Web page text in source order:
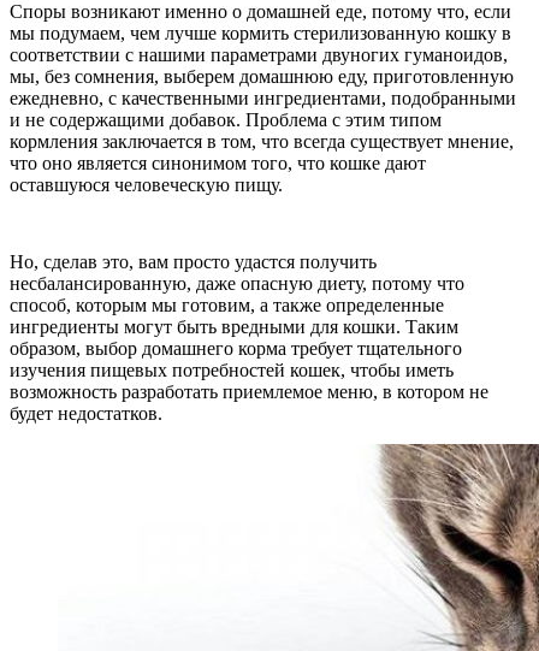
Споры возникают именно о домашней еде, потому что, если
мы подумаем, чем лучше кормить стерилизованную кошку в
соответствии с нашими параметрами двуногих гуманоидов,
мы, без сомнения, выберем домашнюю еду, приготовленную
ежедневно, с качественными ингредиентами, подобранными
и не содержащими добавок. Проблема с этим типом
кормления заключается в том, что всегда существует мнение,
что оно является синонимом того, что кошке дают
оставшуюся человеческую пищу.
Но, сделав это, вам просто удастся получить
несбалансированную, даже опасную диету, потому что
способ, которым мы готовим, а также определенные
ингредиенты могут быть вредными для кошки. Таким
образом, выбор домашнего корма требует тщательного
изучения пищевых потребностей кошек, чтобы иметь
возможность разработать приемлемое меню, в котором не
будет недостатков.